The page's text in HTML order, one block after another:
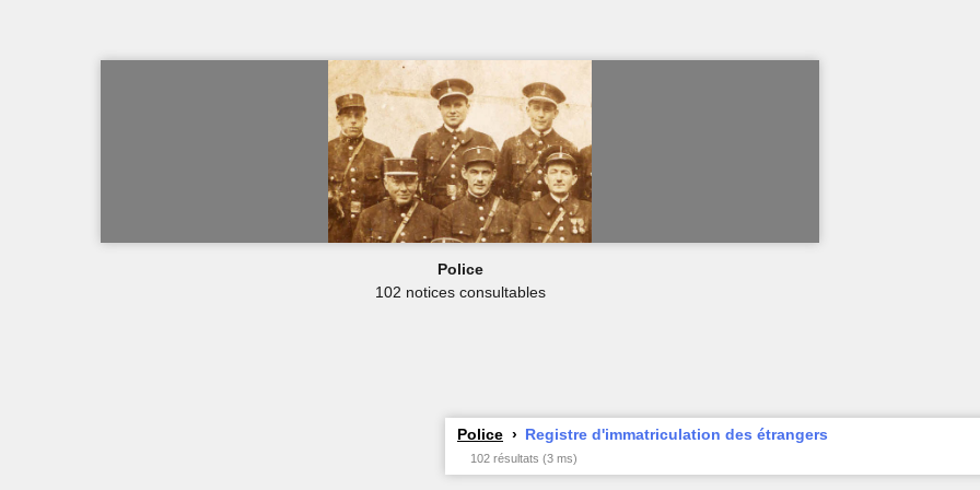
Police
102 notices consultables
Police Registre d'immatriculation des étrangers
102 résultats (3 ms)